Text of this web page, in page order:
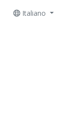
Italiano